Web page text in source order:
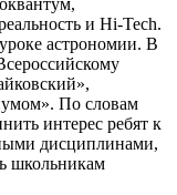
и Hi-Tech.
астрономии. В
По словам
интерес ребят к
дисциплинами,
школьникам